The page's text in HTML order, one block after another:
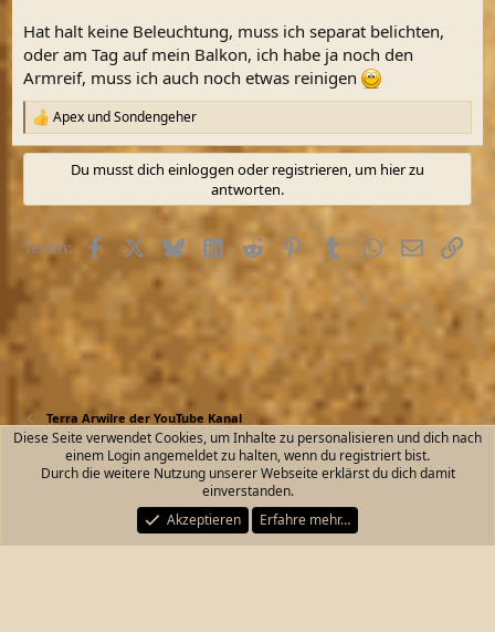
Hat halt keine Beleuchtung, muss ich separat belichten,
oder am Tag auf mein Balkon, ich habe ja noch den
Armreif, muss ich auch noch etwas reinigen
R
e
a
n
e
Apex undSondengeher
Du musst dich einloggen oder registrieren, um hier zu
antworten.
Teilen: FacebookX (Twitter)
BlueskyLinkedIn
Reddit PinterestTumblrWhatsApp
E-MailLink
Terra Arwilre der YouTube Kanal
Kontakt Nutzungsbedingungen
Datenschutz
Start
R
S
Community platform by XenForo® © 2010-2026 XenForo Ltd.
Diese Seite verwendet Cookies, um Inhalte zu personalisieren und dich nach
einem Login angemeldet zu halten, wenn du registriert bist.
Durch die weitere Nutzung unserer Webseite erklärst du dich damit
einverstanden.
Akzeptieren
Erfahre mehr…